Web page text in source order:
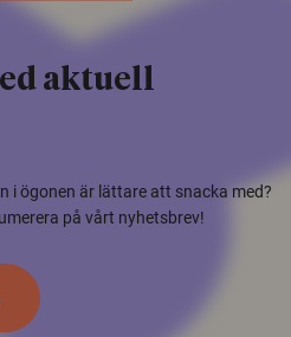
aktuell
i ögonen är lättare att snacka med?
på vårt nyhetsbrev!